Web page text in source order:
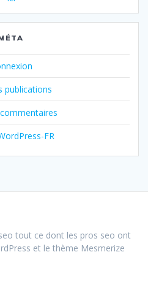
publications
FR
tout ce dont les pros seo ont
et le thème Mesmerize